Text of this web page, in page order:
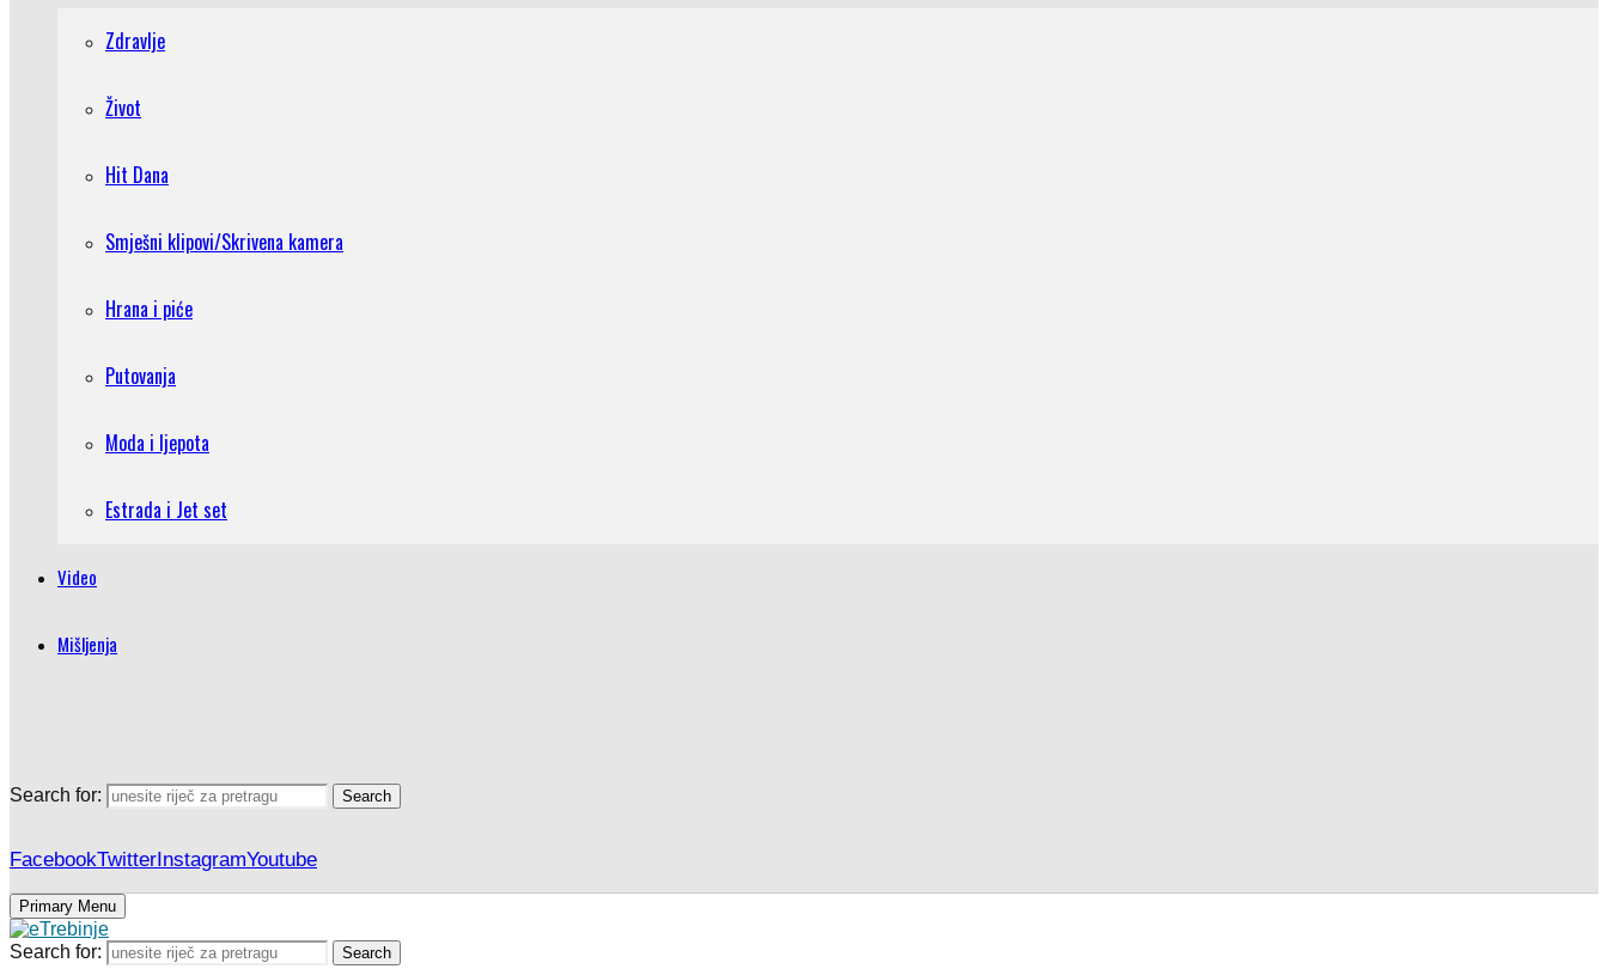
Zdravlje
Život
Hit Dana
Smješni klipovi/Skrivena kamera
Hrana i piće
Putovanja
Moda i ljepota
Estrada i Jet set
Video
Mišljenja
Search for: Search
FacebookTwitterInstagramYoutube
Primary Menu
Search for: Search